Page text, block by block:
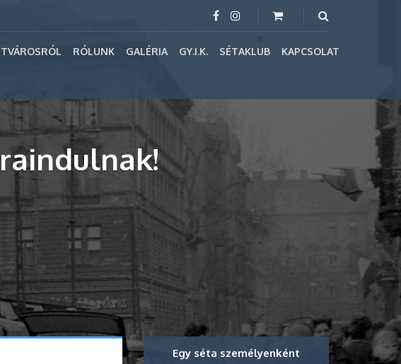
RÓLUNK GALÉRIA GY.I.K. SÉTAKLUB KAPCSOLAT
Egy séta személyenként